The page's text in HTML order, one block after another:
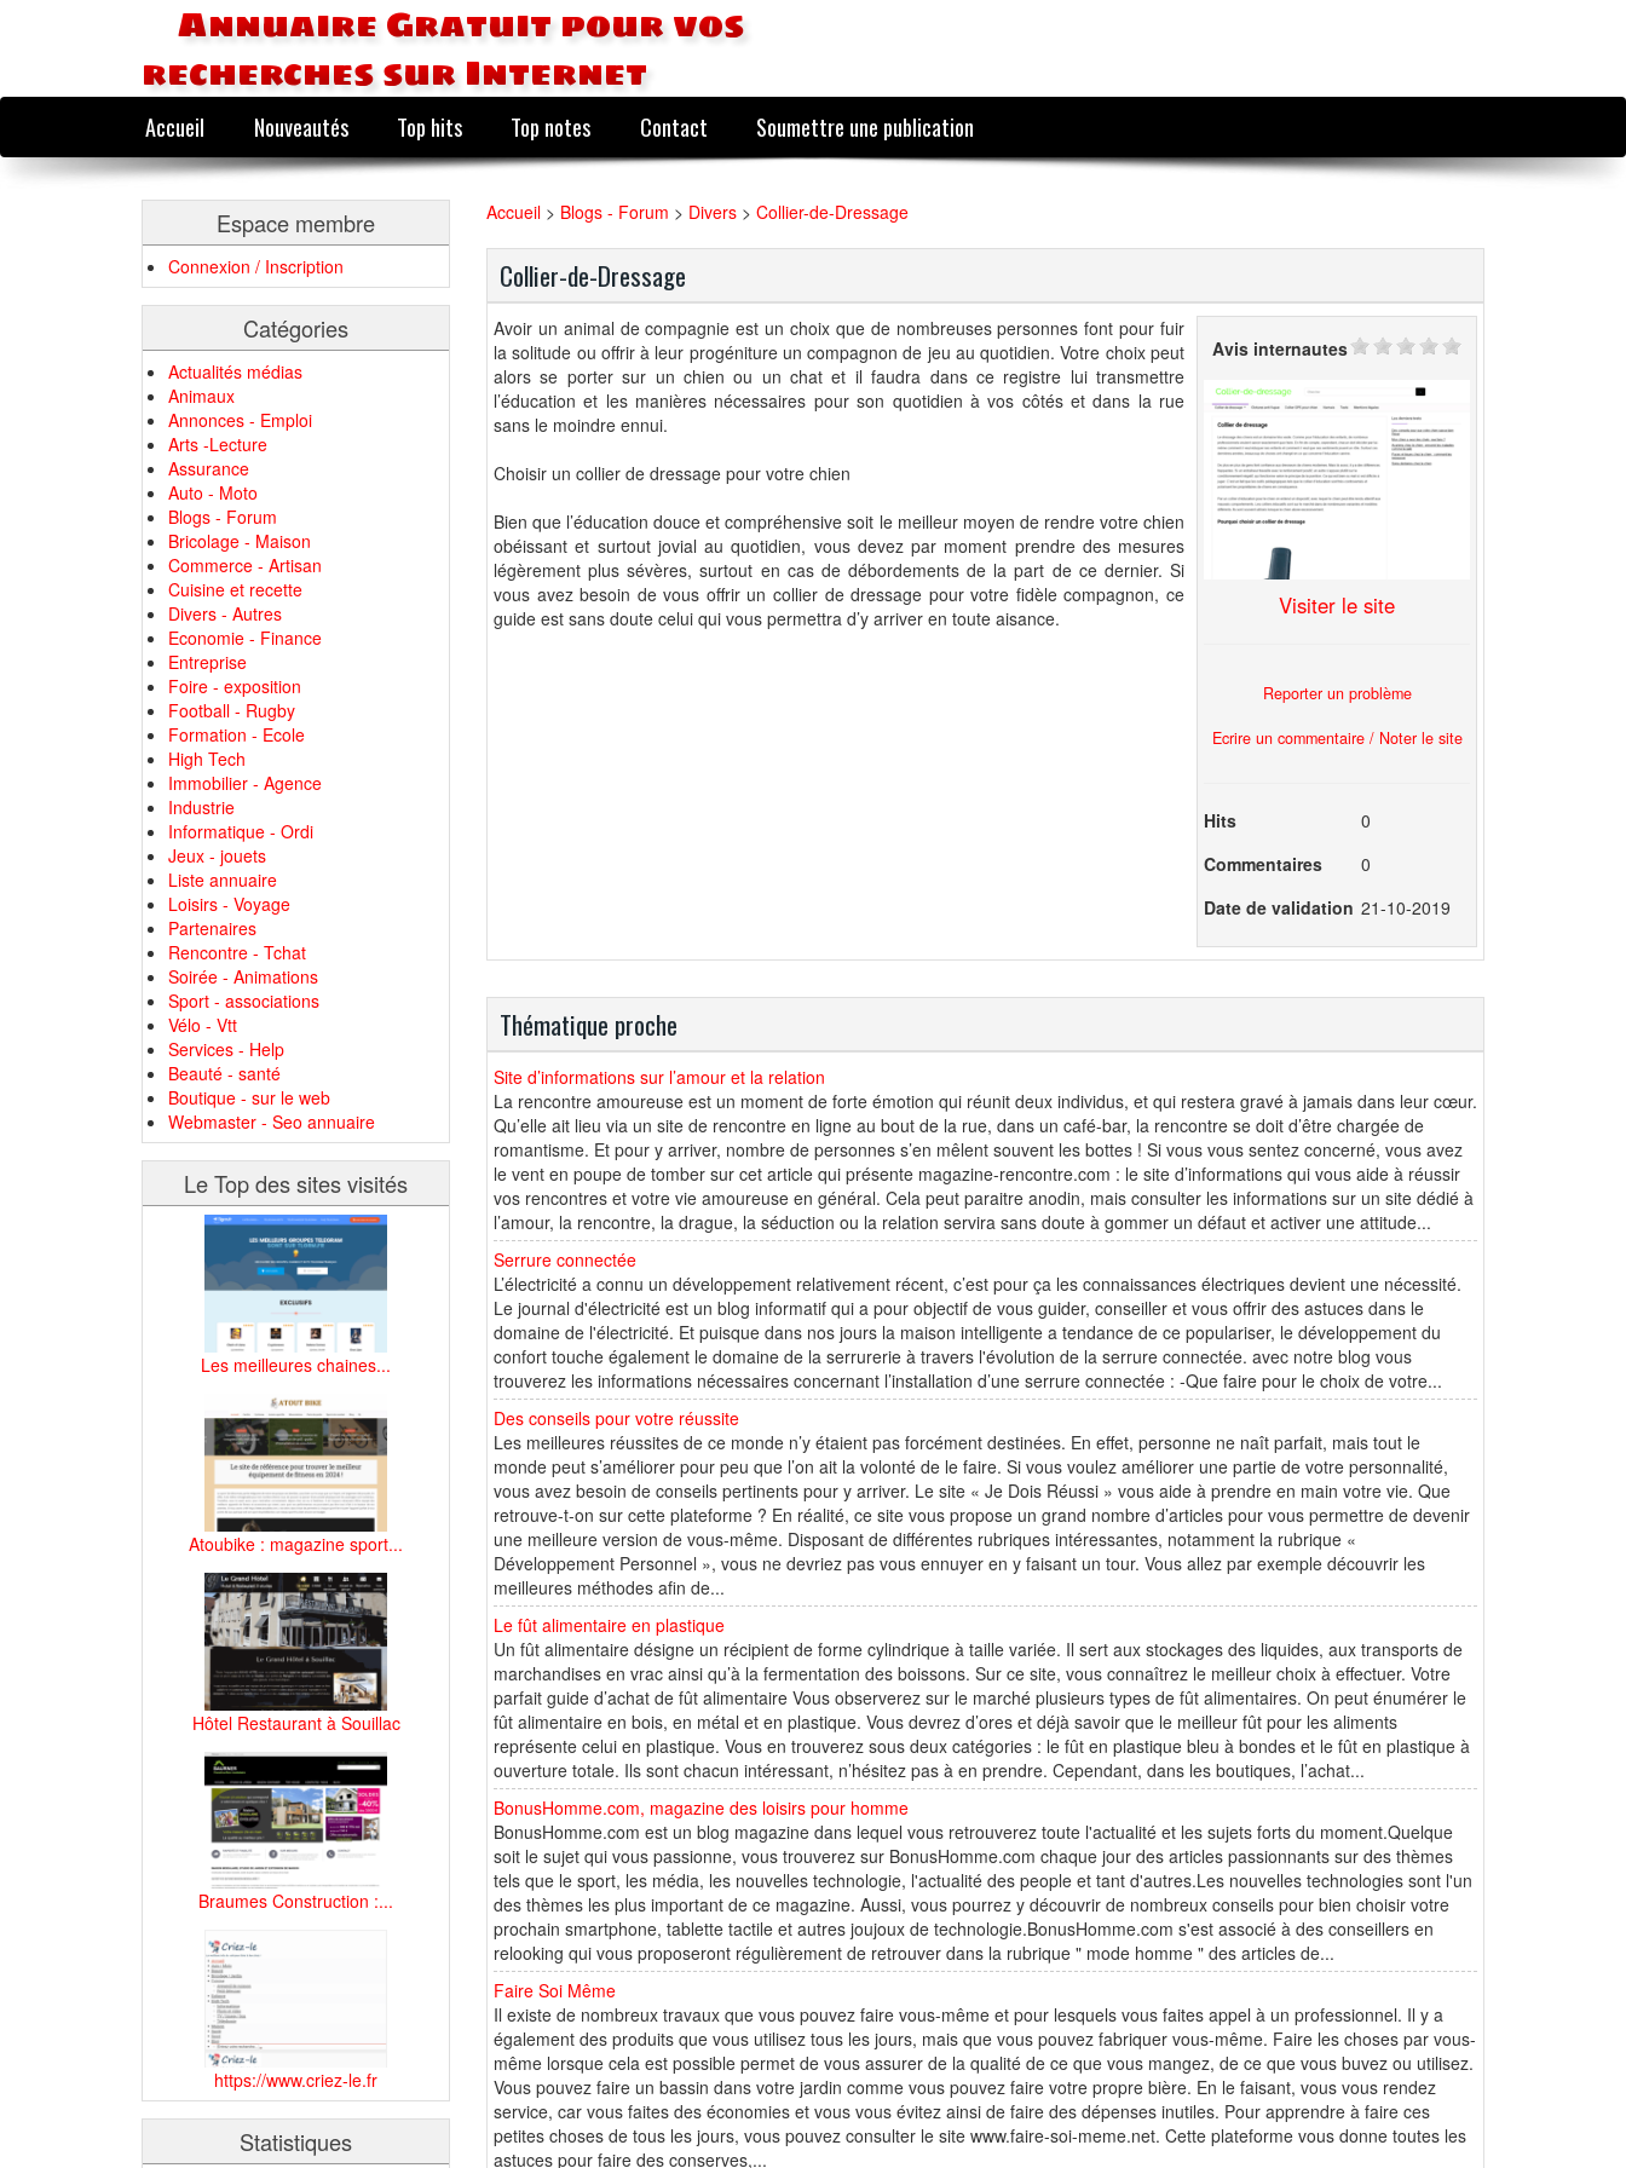
Annuaire Gratuit pour vos
recherches sur Internet
Accueil Nouveautés Top hits Top notes Contact Soumettre une publication
Espace membre
Connexion / Inscription
Catégories
Actualités médias
Animaux
Annonces - Emploi
Arts -Lecture
Assurance
Auto - Moto
Blogs - Forum
Bricolage - Maison
Commerce - Artisan
Cuisine et recette
Divers - Autres
Economie - Finance
Entreprise
Foire - exposition
Football - Rugby
Formation - Ecole
High Tech
Immobilier - Agence
Industrie
Informatique - Ordi
Jeux - jouets
Liste annuaire
Loisirs - Voyage
Partenaires
Rencontre - Tchat
Soirée - Animations
Sport - associations
Vélo - Vtt
Services - Help
Beauté - santé
Boutique - sur le web
Webmaster - Seo annuaire
Le Top des sites visités
Les meilleures chaines...
Atoubike : magazine sport...
Hôtel Restaurant à Souillac
Braumes Construction :...
https://www.criez-le.fr
Statistiques
Accueil > Blogs - Forum > Divers > Collier-de-Dressage
Collier-de-Dressage
Avoir un animal de compagnie est un choix que de nombreuses personnes font pour fuir
la solitude ou offrir à leur progéniture un compagnon de jeu au quotidien. Votre choix peut
alors se porter sur un chien ou un chat et il faudra dans ce registre lui transmettre
l’éducation et les manières nécessaires pour son quotidien à vos côtés et dans la rue
sans le moindre ennui.
Choisir un collier de dressage pour votre chien
Bien que l’éducation douce et compréhensive soit le meilleur moyen de rendre votre chien
obéissant et surtout jovial au quotidien, vous devez par moment prendre des mesures
légèrement plus sévères, surtout en cas de débordements de la part de ce dernier. Si
vous avez besoin de vous offrir un collier de dressage pour votre fidèle compagnon, ce
guide est sans doute celui qui vous permettra d’y arriver en toute aisance.
Avis internautes
Visiter le site
Reporter un problème
Ecrire un commentaire / Noter le site
Hits
0
Commentaires
0
Date de validation 21-10-2019
Thématique proche
Site d’informations sur l’amour et la relation
La rencontre amoureuse est un moment de forte émotion qui réunit deux individus, et qui restera gravé à jamais dans leur cœur.
Qu’elle ait lieu via un site de rencontre en ligne au bout de la rue, dans un café-bar, la rencontre se doit d’être chargée de
romantisme. Et pour y arriver, nombre de personnes s’en mêlent souvent les bottes ! Si vous vous sentez concerné, vous avez
le vent en poupe de tomber sur cet article qui présente magazine-rencontre.com : le site d’informations qui vous aide à réussir
vos rencontres et votre vie amoureuse en général. Cela peut paraitre anodin, mais consulter les informations sur un site dédié à
l’amour, la rencontre, la drague, la séduction ou la relation servira sans doute à gommer un défaut et activer une attitude...
Serrure connectée
L’électricité a connu un développement relativement récent, c’est pour ça les connaissances électriques devient une nécessité.
Le journal d'électricité est un blog informatif qui a pour objectif de vous guider, conseiller et vous offrir des astuces dans le
domaine de l'électricité. Et puisque dans nos jours la maison intelligente a tendance de ce populariser, le développement du
confort touche également le domaine de la serrurerie à travers l'évolution de la serrure connectée. avec notre blog vous
trouverez les informations nécessaires concernant l’installation d’une serrure connectée : -Que faire pour le choix de votre...
Des conseils pour votre réussite
Les meilleures réussites de ce monde n’y étaient pas forcément destinées. En effet, personne ne naît parfait, mais tout le
monde peut s’améliorer pour peu que l’on ait la volonté de le faire. Si vous voulez améliorer une partie de votre personnalité,
vous avez besoin de conseils pertinents pour y arriver. Le site « Je Dois Réussi » vous aide à prendre en main votre vie. Que
retrouve-t-on sur cette plateforme ? En réalité, ce site vous propose un grand nombre d’articles pour vous permettre de devenir
une meilleure version de vous-même. Disposant de différentes rubriques intéressantes, notamment la rubrique «
Développement Personnel », vous ne devriez pas vous ennuyer en y faisant un tour. Vous allez par exemple découvrir les
meilleures méthodes afin de...
Le fût alimentaire en plastique
Un fût alimentaire désigne un récipient de forme cylindrique à taille variée. Il sert aux stockages des liquides, aux transports de
marchandises en vrac ainsi qu’à la fermentation des boissons. Sur ce site, vous connaîtrez le meilleur choix à effectuer. Votre
parfait guide d’achat de fût alimentaire Vous observerez sur le marché plusieurs types de fût alimentaires. On peut énumérer le
fût alimentaire en bois, en métal et en plastique. Vous devrez d’ores et déjà savoir que le meilleur fût pour les aliments
représente celui en plastique. Vous en trouverez sous deux catégories : le fût en plastique bleu à bondes et le fût en plastique à
ouverture totale. Ils sont chacun intéressant, n’hésitez pas à en prendre. Cependant, dans les boutiques, l’achat...
BonusHomme.com, magazine des loisirs pour homme
BonusHomme.com est un blog magazine dans lequel vous retrouverez toute l'actualité et les sujets forts du moment.Quelque
soit le sujet qui vous passionne, vous trouverez sur BonusHomme.com chaque jour des articles passionnants sur des thèmes
tels que le sport, les média, les nouvelles technologie, l'actualité des people et tant d'autres.Les nouvelles technologies sont l'un
des thèmes les plus important de ce magazine. Aussi, vous pourrez y découvrir de nombreux conseils pour bien choisir votre
prochain smartphone, tablette tactile et autres joujoux de technologie.BonusHomme.com s'est associé à des conseillers en
relooking qui vous proposeront régulièrement de retrouver dans la rubrique " mode homme " des articles de...
Faire Soi Même
Il existe de nombreux travaux que vous pouvez faire vous-même et pour lesquels vous faites appel à un professionnel. Il y a
également des produits que vous utilisez tous les jours, mais que vous pouvez fabriquer vous-même. Faire les choses par vous-
même lorsque cela est possible permet de vous assurer de la qualité de ce que vous mangez, de ce que vous buvez ou utilisez.
Vous pouvez faire un bassin dans votre jardin comme vous pouvez faire votre propre bière. En le faisant, vous vous rendez
service, car vous faites des économies et vous vous évitez ainsi de faire des dépenses inutiles. Pour apprendre à faire ces
petites choses de tous les jours, vous pouvez consulter le site www.faire-soi-meme.net. Cette plateforme vous donne toutes les
astuces pour faire des conserves,...